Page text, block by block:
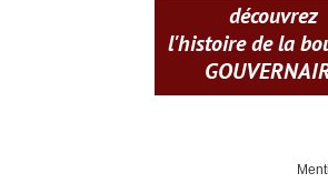
découvrez
l'histoire de la